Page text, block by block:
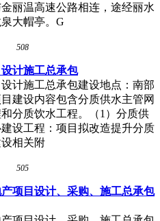
丽温高速公路相连，途经丽水
大帽亭。G
508
计施工总承包
计施工总承包建设地点：南部
建设内容包含分质供水主管网
分质饮水工程。（1）分质供
设工程：项目拟改造提升分质
相关附
505
项目设计、采购、施工总承包